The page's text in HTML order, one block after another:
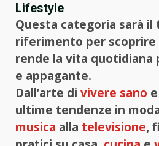
Lifestyle
Questa categoria sarà
riferimento per
rende la vita quotidiana
e appagante.
Dall’arte di vivere sano
ultime tendenze in
musica alla televisione,